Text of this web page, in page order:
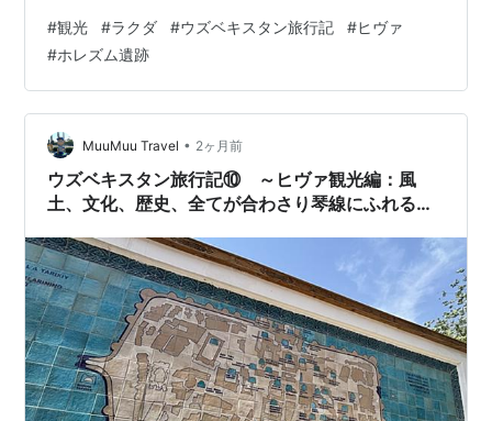
ないので快適です。そういえば有名な観光地には必ず観
光(ツーリスト)ポリスという専門の警察官がいるので、し
つこい物売りや物乞いに困ることもありませんでした。
そもそもイスラム教はすべての人が平等で日々の善行を
信仰としています。イスラムの国は過激なイメージがあ
りますが、本来はきっとウズベキスタ…
#観光 #ラクダ #ウズベキスタン旅行記 #ヒヴァ
#ホレズム遺跡
MuuMuu Travel • 2ヶ月前
ウズベキスタン旅行記⑩ ～ヒヴァ観光編：風
土、文化、歴史、全てが合わさり琴線にふれる国